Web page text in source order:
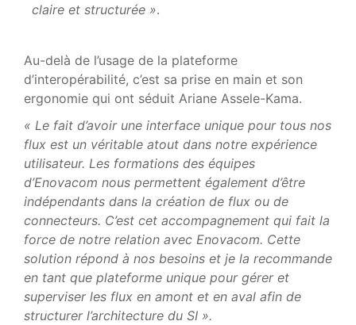
claire et structurée ».
Au-delà de l’usage de la plateforme
d’interopérabilité, c’est sa prise en main et son
ergonomie qui ont séduit Ariane Assele-Kama.
« Le fait d’avoir une interface unique pour tous nos
flux est un véritable atout dans notre expérience
utilisateur. Les formations des équipes
d’Enovacom nous permettent également d’être
indépendants dans la création de flux ou de
connecteurs. C’est cet accompagnement qui fait la
force de notre relation avec Enovacom. Cette
solution répond à nos besoins et je la recommande
en tant que plateforme unique pour gérer et
superviser les flux en amont et en aval afin de
structurer l’architecture du SI ».